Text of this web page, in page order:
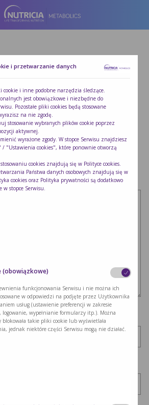
Opublikowano:2022-10-24
opublikowany.Wymagane pola są oznaczone
i przetwarzanie danych
cookie i inne podobne narzędzia śledzące.
jest obowiązkowe i niezbędne do
Pozostałe pliki cookies będą stosowane
na nie zgodę.
stosowanie wybranych plików cookie poprzez
aktywnej.
wyrażone zgody. W stopce Serwisu znajdziesz
"Ustawienia cookies", które ponownie otworzą
stosowaniu cookies znajdują się w Polityce cookies
Państwa danych osobowych znajdują się w
cookies oraz Polityka prywatności są dodatkowo
w stopce Serwisu.
(obowiązkowe)
funkcjonowania Serwisu i nie można ich
w odpowiedzi na podjęte przez Użytkownika
usług (ustawienie preferencji w zakresie
wypełnianie formularzy itp.). Można
takie pliki cookie lub wyświetlała
jednak niektóre części Serwisu mogą nie działać.